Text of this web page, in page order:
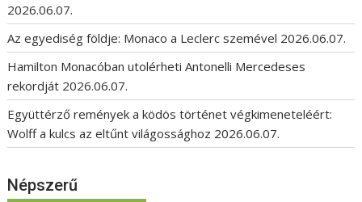
2026.06.07.
Az egyediség földje: Monaco a Leclerc szemével 2026.06.07.
Hamilton Monacóban utolérheti Antonelli Mercedeses
rekordját 2026.06.07.
Együttérző remények a ködös történet végkimeneteléért:
Wolff a kulcs az eltűnt világossághoz 2026.06.07.
Népszerű